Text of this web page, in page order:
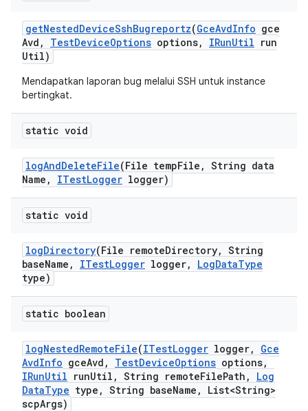
getNestedDeviceSshBugreportz(GceAvdInfo gce
Avd , TestDeviceOptions options, IRunUtil run
Util)
Mendapatkan laporan bug melalui SSH untuk instance
bertingkat.
static void
logAndDeleteFile(File tempFile , String data
Name , ITestLogger logger)
static void
logDirectory(File remoteDirectory, String
baseName , ITestLogger logger, LogDataType
type)
static boolean
logNestedRemoteFile(ITestLogger logger,
Gce
AvdInfo gceAvd , TestDeviceOptions options,
IRunUtil runUtil , String remoteFilePath ,
Log
DataType type , String baseName ,
List<String>
scpArgs)